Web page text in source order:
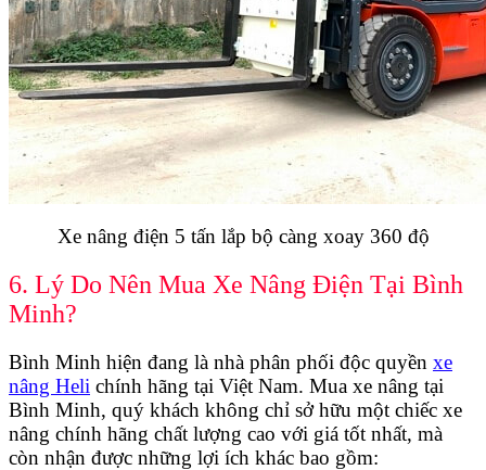
Xe nâng điện 5 tấn lắp bộ càng xoay 360 độ
6. Lý Do Nên Mua Xe Nâng Điện Tại Bình
Minh?
Bình Minh hiện đang là nhà phân phối độc quyền xe
nâng Heli chính hãng tại Việt Nam. Mua xe nâng tại
Bình Minh, quý khách không chỉ sở hữu một chiếc xe
nâng chính hãng chất lượng cao với giá tốt nhất, mà
còn nhận được những lợi ích khác bao gồm: